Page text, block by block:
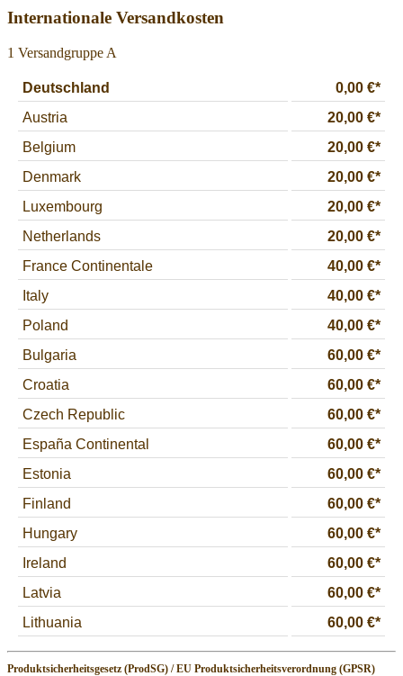
Internationale Versandkosten
1 Versandgruppe A
Produktsicherheitsgesetz (ProdSG) / EU Produktsicherheitsverordnung (GPSR)